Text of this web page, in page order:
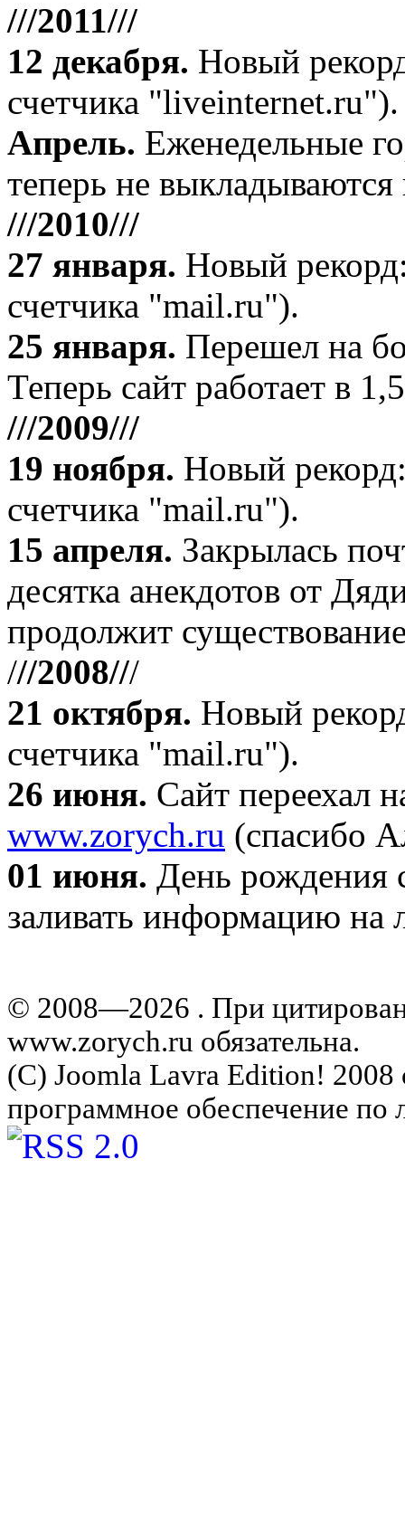
///2011///
12 декабря. Новый
счетчика "liveinternet.ru").
Апрель. Еженедельные
теперь не выкладываются
///2010///
27 января. Новый
счетчика "mail.ru").
25 января. Перешел на
Теперь сайт работает в
///2009///
19 ноября. Новый
счетчика "mail.ru").
15 апреля. Закрылась
десятка анекдотов от
продолжит
///2008///
21 октября. Новый
счетчика "mail.ru").
26 июня. Сайт переехал
www.zorych.ru (спасибо
01 июня. День рождения
заливать информацию на
© 2008—2026 . При
www.zorych.ru обязательна.
(C) Joomla Lavra Edition! 2008
программное обеспечение по